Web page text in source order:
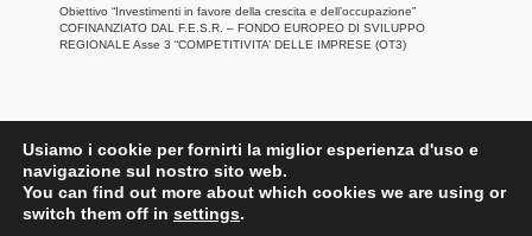
Obiettivo “Investimenti in favore della crescita e dell’occupazione”
COFINANZIATO DAL F.E.S.R. – FONDO EUROPEO DI SVILUPPO
REGIONALE Asse 3 “COMPETITIVITA’ DELLE IMPRESE (OT3)
©2022 Confesercenti Genova |
Deep Lab
Usiamo i cookie per fornirti la miglior esperienza d'uso e
navigazione sul nostro sito web.
You can find out more about which cookies we are using or
switch them off in settings.